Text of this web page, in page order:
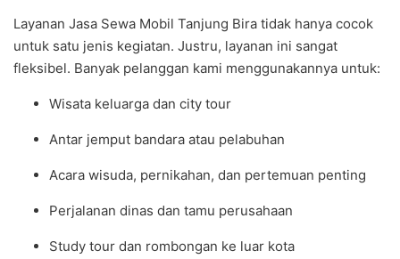
Layanan Jasa Sewa Mobil Tanjung Bira tidak hanya cocok
untuk satu jenis kegiatan. Justru, layanan ini sangat
fleksibel. Banyak pelanggan kami menggunakannya untuk:
Wisata keluarga dan city tour
Antar jemput bandara atau pelabuhan
Acara wisuda, pernikahan, dan pertemuan penting
Perjalanan dinas dan tamu perusahaan
Study tour dan rombongan ke luar kota